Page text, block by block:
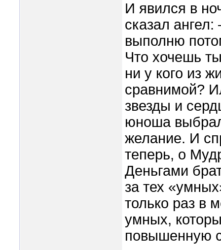
И явился в
сказал
выполню
Что хочешь
ни у кого из
сравнимой?
звезды и
юноша
желание. И
теперь, о
Деньгами
за тех
только раз в
умных,
повышенную